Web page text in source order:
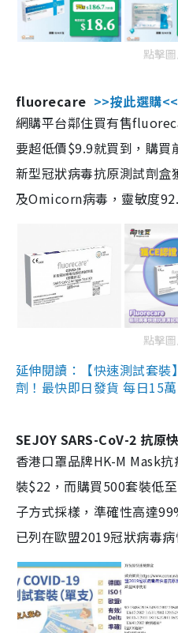
點擊
fluorecare >>按此選購<<
網購平台鄰住買有售
要超低價$9.9就買到，購買
新型冠狀病毒抗原測試劑
及Omicorn病毒，靈敏度
點擊
延伸閱讀：【快速測試套
劑！最快即日發貨 每日15
SEJOY SARS-CoV-2 抗原
香港口罩品牌HK-M Mask
裝$22，而購買500套裝低
子方式採樣，準確性高達
已列在歐盟2019冠狀病毒